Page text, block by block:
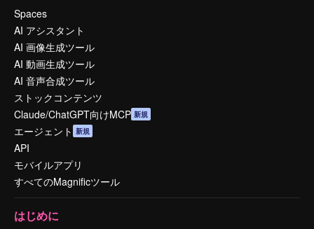
Spaces
AI アシスタント
AI 画像生成ツール
AI 動画生成ツール
AI 音声合成ツール
ストックコンテンツ
Claude/ChatGPT向けMCP 新規
エージェント 新規
API
モバイルアプリ
すべてのMagnificツール
はじめに